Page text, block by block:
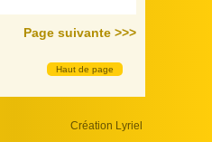
Page suivante >>>
Haut de page
Création Lyriel